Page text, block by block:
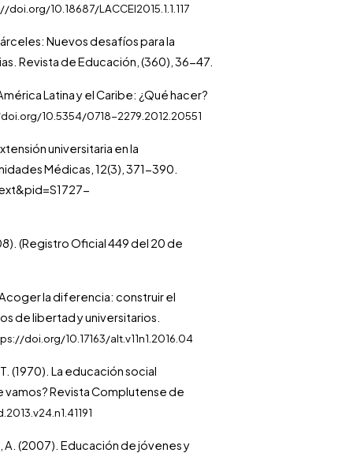
doi.org/10.18687/LACCEI2015.1.1.117
Nuevos desafíos para la
Revista de Educación, (360), 36-47.
Latina y el Caribe: ¿Qué hacer?
10.5354/0718-2279.2012.20551
universitaria en la
Médicas, 12(3), 371-390.
(Registro Oficial 449 del 20 de
la diferencia: construir el
de libertad y universitarios.
doi.org/10.17163/alt.v11n1.2016.04
(1970). La educación social
Revista Complutense de
A. (2007). Educación de jóvenes y